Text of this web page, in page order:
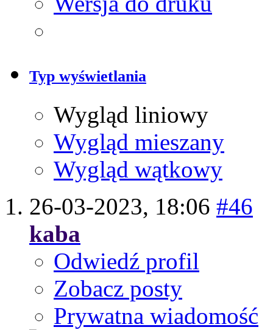
Typ wyświetlania
Wygląd liniowy
Wygląd mieszany
Wygląd wątkowy
26-03-2023, 18:06 #46
kaba
Odwiedź profil
Zobacz posty
Prywatna wiadomość